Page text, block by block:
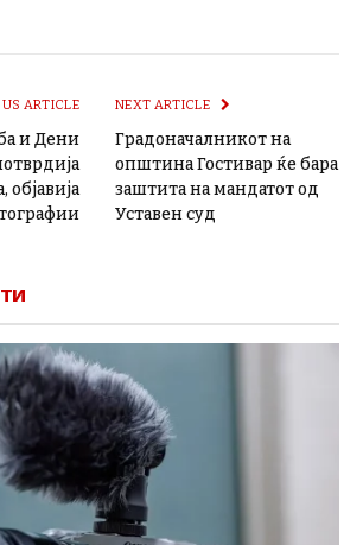
ARTICLE
и Дени
објавија
NEXT ARTICLE
Градоначалникот на
општина Гостивар ќе бара
заштита на мандатот од
Уставен суд